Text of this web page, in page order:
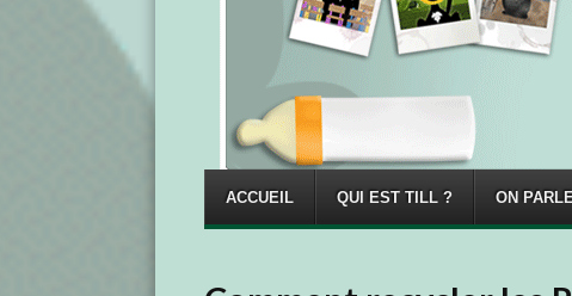
Menu
ACCUEIL
QUI EST TILL ? ON